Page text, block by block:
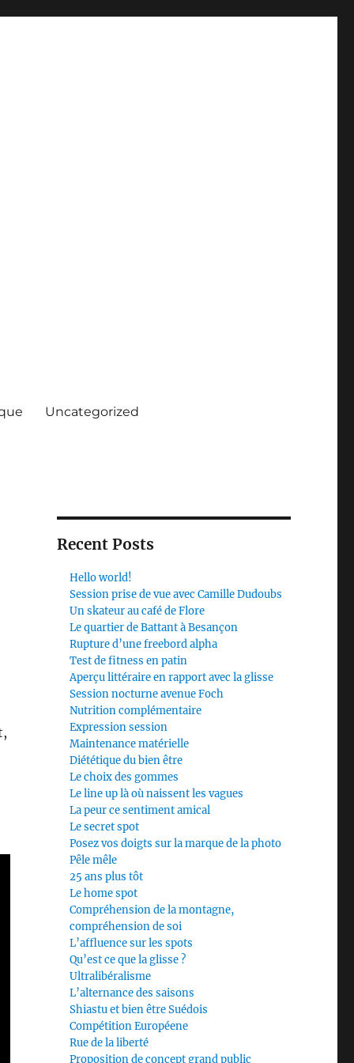
Uncategorized
Recent Posts
Hello world!
Session prise de vue avec Camille Dudoubs
Un skateur au café de Flore
Le quartier de Battant à Besançon
Rupture d’une freebord alpha
Test de fitness en patin
Aperçu littéraire en rapport avec la glisse
Session nocturne avenue Foch
Nutrition complémentaire
Expression session
Maintenance matérielle
Diététique du bien être
Le choix des gommes
Le line up là où naissent les vagues
La peur ce sentiment amical
Le secret spot
Posez vos doigts sur la marque de la photo
Pêle mêle
25 ans plus tôt
Le home spot
Compréhension de la montagne,
compréhension de soi
L’affluence sur les spots
Qu’est ce que la glisse ?
Ultralibéralisme
L’alternance des saisons
Shiastu et bien être Suédois
Compétition Européene
Rue de la liberté
Proposition de concept grand public